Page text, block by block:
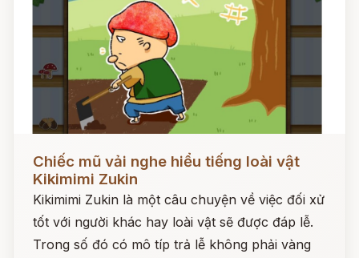
Đọc ngay
Chiếc mũ vải nghe hiểu tiếng loài vật
Kikimimi Zukin
Kikimimi Zukin là một câu chuyện về việc đối xử
tốt với người khác hay loài vật sẽ được đáp lễ.
Trong số đó có mô típ trả lễ không phải vàng